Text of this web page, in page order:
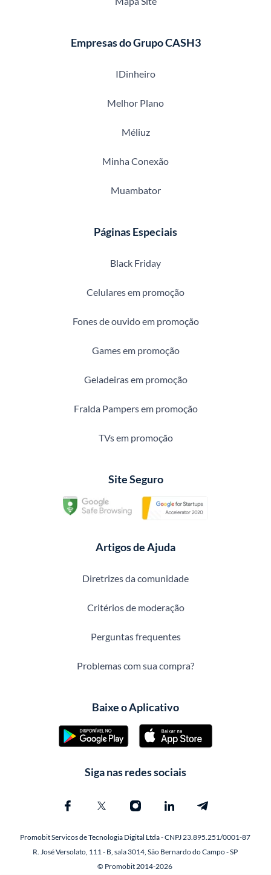
Empresas do Grupo CASH3
IDinheiro
Melhor Plano
Méliuz
Minha Conexão
Muambator
Páginas Especiais
Black Friday
Celulares em promoção
Fones de ouvido em promoção
Games em promoção
Geladeiras em promoção
Fralda Pampers em promoção
TVs em promoção
Site Seguro
Artigos de Ajuda
Diretrizes da comunidade
Critérios de moderação
Perguntas frequentes
Problemas com sua compra?
Baixe o Aplicativo
Siga nas redes sociais
Promobit Servicos de Tecnologia Digital Ltda - CNPJ 23.895.251/0001-87
R. José Versolato, 111 - B, sala 3014, São Bernardo do Campo - SP
© Promobit 2014-2026